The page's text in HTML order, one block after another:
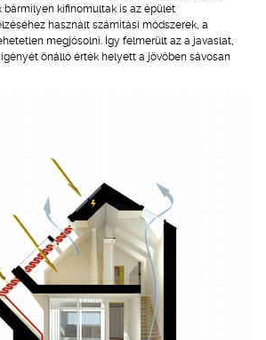
kifinomultak is az épület
használt számítási módszerek, a
megjósolni. Így felmerült az a javaslat,
önálló érték helyett a jövőben sávosan